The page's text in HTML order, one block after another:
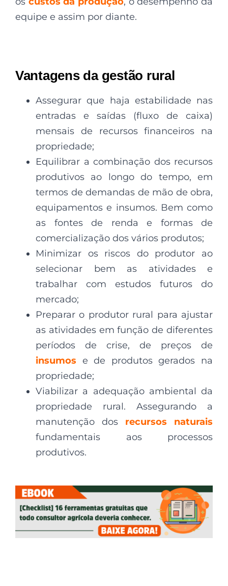
equipe e assim por diante.
Vantagens da gestão rural
Assegurar que haja estabilidade nas
entradas e saídas (fluxo de caixa)
mensais de recursos financeiros na
propriedade;
Equilibrar a combinação dos recursos
produtivos ao longo do tempo, em
termos de demandas de mão de obra,
equipamentos e insumos. Bem como
as fontes de renda e formas de
comercialização dos vários produtos;
Minimizar os riscos do produtor ao
selecionar bem as atividades e
trabalhar com estudos futuros do
mercado;
Preparar o produtor rural para ajustar
as atividades em função de diferentes
períodos de crise, de preços de
insumos e de produtos gerados na
propriedade;
Viabilizar a adequação ambiental da
propriedade rural. Assegurando a
manutenção dos recursos naturais
fundamentais aos processos
produtivos.